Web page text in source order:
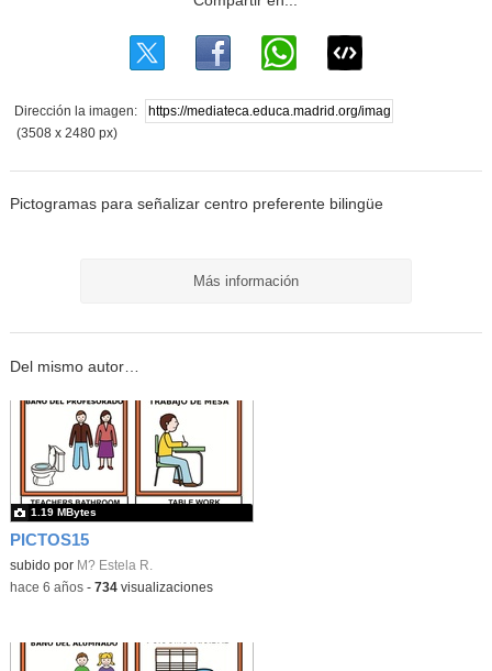
Dirección la imagen:
(3508 x 2480 px)
Pictogramas para señalizar centro preferente bilingüe
Más información
Del mismo autor…
PICTOS15
subido por M? Estela R.
1.19 MBytes
-hace 6 años- 734visualizaciones